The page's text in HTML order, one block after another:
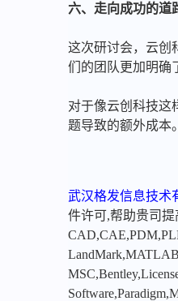
六、走向成功的道
这次研讨会，云创
们的团队更加明确
对于像云创科技这
题导致的额外成本
武汉格发信息技术
件许可,帮助贵司